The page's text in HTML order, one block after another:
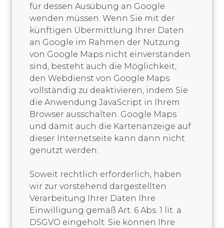
für dessen Ausübung an Google
wenden müssen. Wenn Sie mit der
künftigen Übermittlung Ihrer Daten
an Google im Rahmen der Nutzung
von Google Maps nicht einverstanden
sind, besteht auch die Möglichkeit,
den Webdienst von Google Maps
vollständig zu deaktivieren, indem Sie
die Anwendung JavaScript in Ihrem
Browser ausschalten. Google Maps
und damit auch die Kartenanzeige auf
dieser Internetseite kann dann nicht
genutzt werden.
Soweit rechtlich erforderlich, haben
wir zur vorstehend dargestellten
Verarbeitung Ihrer Daten Ihre
Einwilligung gemäß Art. 6 Abs. 1 lit. a
DSGVO eingeholt. Sie können Ihre